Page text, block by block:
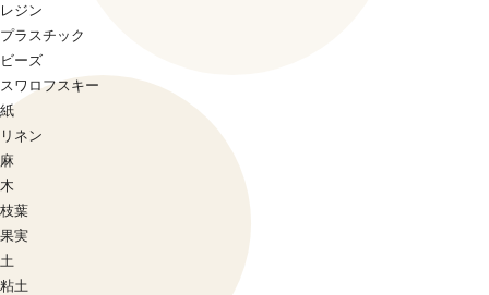
レジン
プラスチック
ビーズ
スワロフスキー
紙
リネン
麻
木
枝葉
果実
土
粘土